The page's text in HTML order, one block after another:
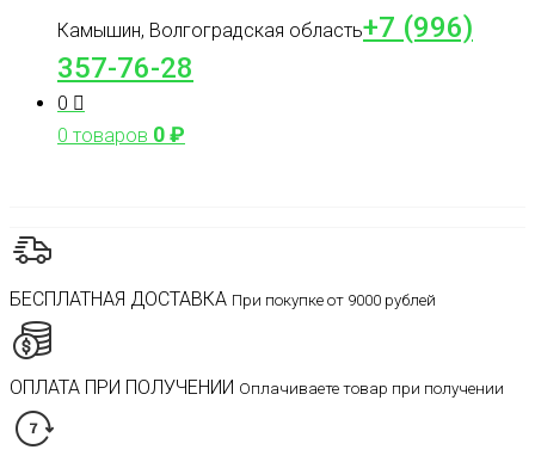
Камышин, Волгоградская область+7 (996)
357-76-28
0
0 товаров 0₽
БЕСПЛАТНАЯ ДОСТАВКА При покупке от 9000 рублей
ОПЛАТА ПРИ ПОЛУЧЕНИИ Оплачиваете товар при получении